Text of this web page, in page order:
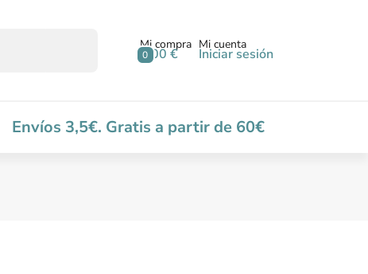
0
Mi compra
0,00 €
Mi cuenta
Iniciar sesión
Envíos 3,5€. Gratis a partir de 60€